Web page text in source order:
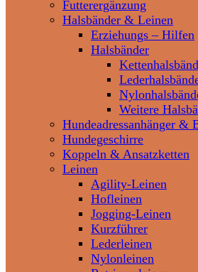
Futterergänzung
Halsbänder & Leinen
Erziehungs – Hilfen
Halsbänder
Weitere
Hundeadressanhänger &
Hundegeschirre
Koppeln & Ansatzketten
Leinen
Agility-Leinen
Hofleinen
Jogging-Leinen
Kurzführer
Lederleinen
Nylonleinen